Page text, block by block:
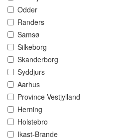
Odder
Randers
Samsø
Silkeborg
Skanderborg
Syddjurs
Aarhus
Province Vestjylland
Herning
Holstebro
Ikast-Brande